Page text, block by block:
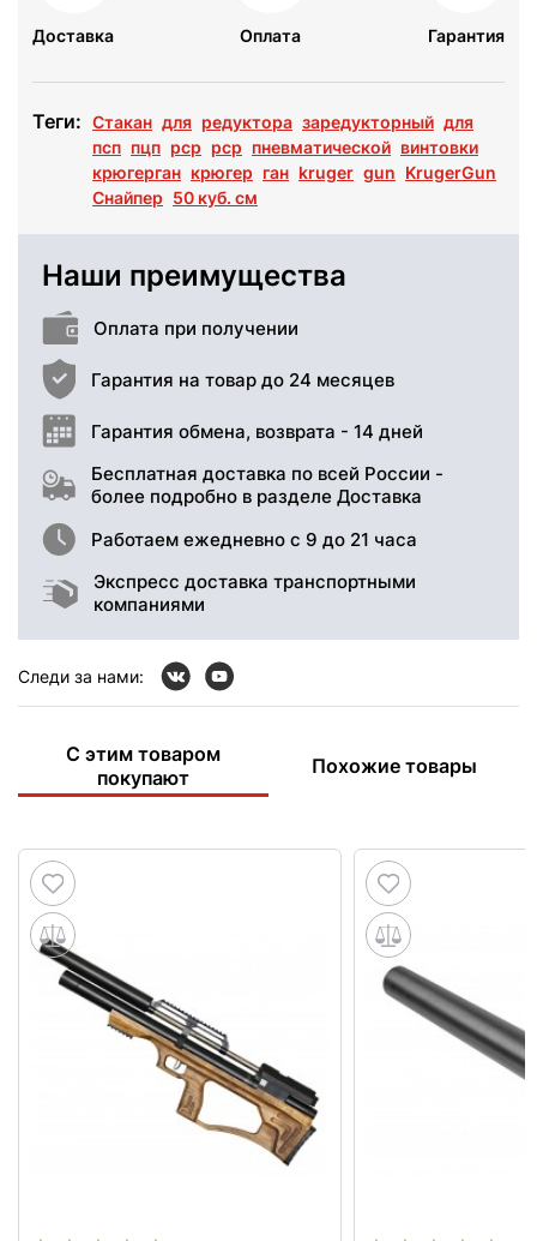
Доставка Оплата Гарантия
Теги: Стакан для редуктора заредукторный для
псп пцп рср pcp пневматической винтовки
крюгерган крюгер ган kruger gun KrugerGun
Снайпер 50 куб. см
Наши преимущества
Оплата при получении
Гарантия на товар до 24 месяцев
Гарантия обмена, возврата - 14 дней
Бесплатная доставка по всей России -
более подробно в разделе Доставка
Работаем ежедневно с 9 до 21 часа
Экспресс доставка транспортными
компаниями
Следи за нами:
С этим товаром
покупают
Похожие товары